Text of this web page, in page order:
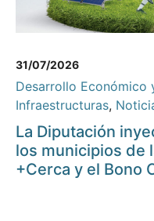
31/07/2026
Desarrollo Económico
Infraestructuras,
La Diputación
los municipios de
+Cerca y el Bono